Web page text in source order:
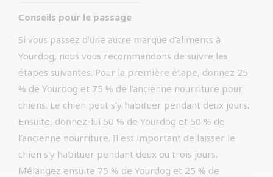
Conseils pour le passage
Si vous passez d’une autre marque d’aliments à
Yourdog, nous vous recommandons de suivre les
étapes suivantes. Pour la première étape, donnez 25
% de Yourdog et 75 % de l’ancienne nourriture pour
chiens. Le chien peut s’y habituer pendant deux jours.
Ensuite, donnez-lui 50 % de Yourdog et 50 % de
l’ancienne nourriture. Il est important de laisser le
chien s’y habituer pendant deux ou trois jours.
Mélangez ensuite 75 % de Yourdog et 25 % de